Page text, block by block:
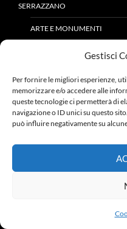
Gestisci
Per fornire le migliori esperienze,
memorizzare e/o accedere alle
queste tecnologie ci permetterà di
navigazione o ID unici su questo
può influire negativamente su
SERRAZZANO
ARTE E MONUMENTI
LUOGHI DI CULTO
ATTIVITÀ PRODUTTIVE
ARTI E MESTIERI
IMPRENDITORIA